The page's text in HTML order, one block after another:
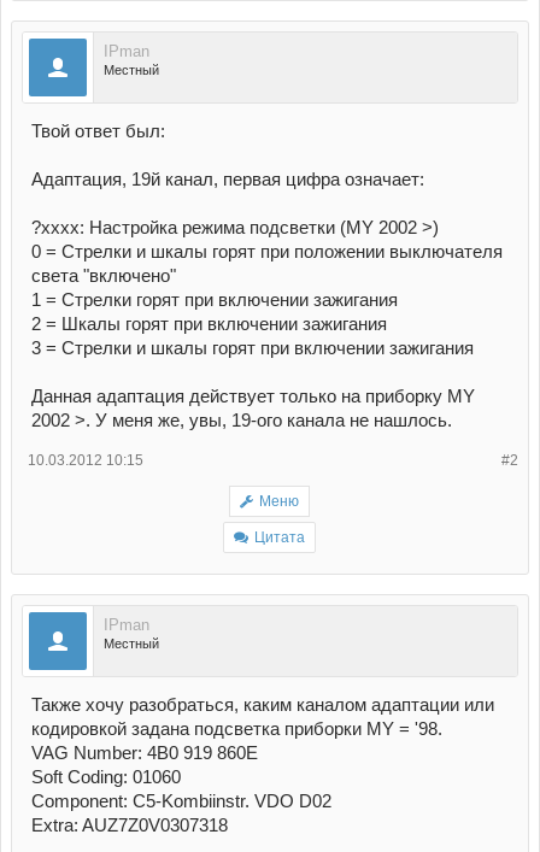
IPman
Местный
Твой ответ был:
Адаптация, 19й канал, первая цифра означает:
?xxxx: Настройка режима подсветки (MY 2002 >)
0 = Стрелки и шкалы горят при положении выключателя
света "включено"
1 = Стрелки горят при включении зажигания
2 = Шкалы горят при включении зажигания
3 = Стрелки и шкалы горят при включении зажигания
Данная адаптация действует только на приборку MY
2002 >. У меня же, увы, 19-ого канала не нашлось.
#2
10.03.2012 10:15
Меню
Цитата
IPman
Местный
Также хочу разобраться, каким каналом адаптации или
кодировкой задана подсветка приборки MY = '98.
VAG Number: 4B0 919 860E
Soft Coding: 01060
Component: C5-Kombiinstr. VDO D02
Extra: AUZ7Z0V0307318